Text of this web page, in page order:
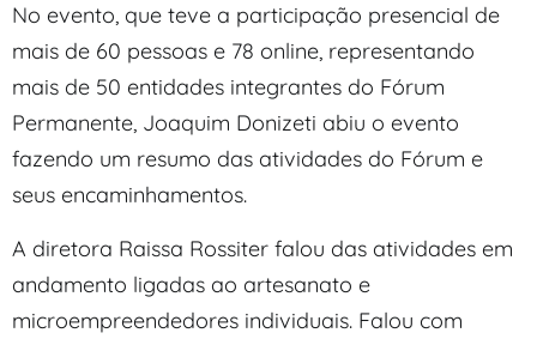
No evento, que teve a participação presencial de
mais de 60 pessoas e 78 online, representando
mais de 50 entidades integrantes do Fórum
Permanente, Joaquim Donizeti abiu o evento
fazendo um resumo das atividades do Fórum e
seus encaminhamentos.
A diretora Raissa Rossiter falou das atividades em
andamento ligadas ao artesanato e
microempreendedores individuais. Falou com